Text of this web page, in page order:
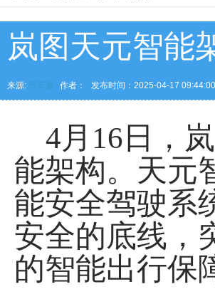
岚图天元智能
来源: 玩车趣 作者： 发布时间：2025-04-17 09:44:00
4月16日，
能架构。天元
能安全驾驶系
安全的底线，
的智能出行保